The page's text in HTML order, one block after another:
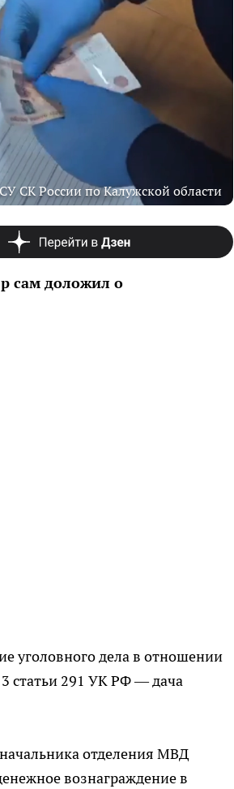
СК России по Калужской области
сам доложил о
уголовного дела в отношении
3 статьи 291 УК РФ — дача
отделения МВД
вознаграждение в